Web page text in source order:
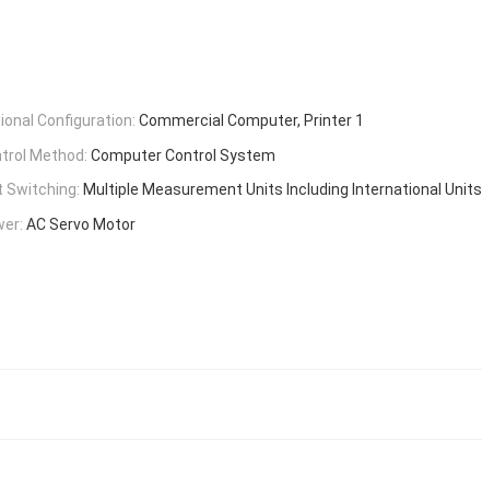
Configuration: Commercial Computer, Printer 1
Method: Computer Control System
Switching: Multiple Measurement Units Including International Units
AC Servo Motor